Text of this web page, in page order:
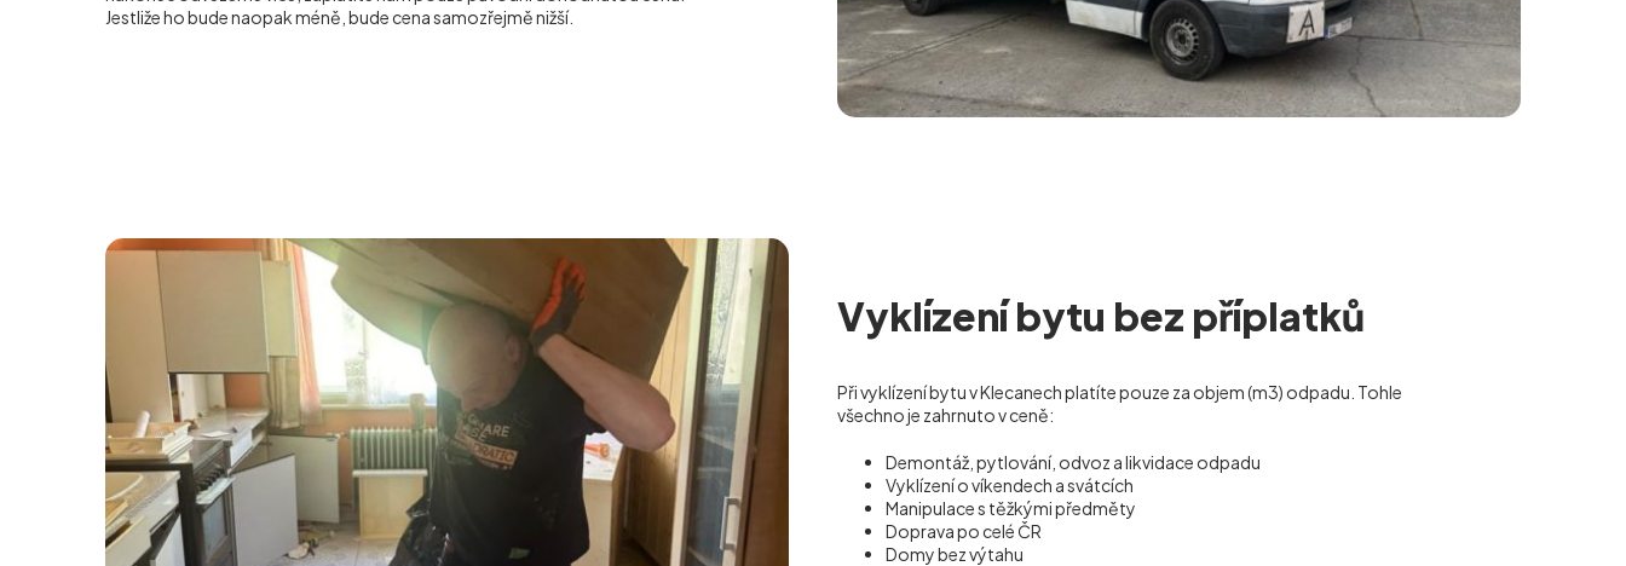
Jestliže ho bude naopak méně, bude cena samozřejmě nižší.
Vyklízení bytu bez příplatků
Při vyklízení bytu v Klecanech platíte pouze za objem (m3) odpadu. Tohle
všechno je zahrnuto v ceně:
Demontáž, pytlování, odvoz a likvidace odpadu
Vyklízení o víkendech a svátcích
Manipulace s těžkými předměty
Doprava po celé ČR
Domy bez výtahu